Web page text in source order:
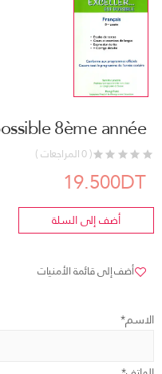
8ème année
( 0 المراجعات )
19.500DT
أضف إلى السلة
أضف إلى قائمة الأمنيات
الاسم*